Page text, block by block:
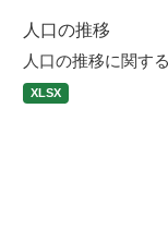
人口の推移
人口の推移に関す
XLSX